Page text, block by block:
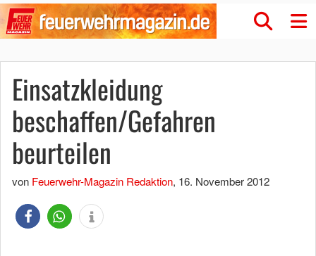
Einsatzkleidung
beschaffen/Gefahren
beurteilen
von Feuerwehr-Magazin Redaktion, 16. November 2012